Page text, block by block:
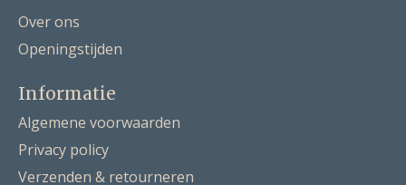
Over ons
Openingstijden
Informatie
Algemene voorwaarden
Privacy policy
Verzenden & retourneren